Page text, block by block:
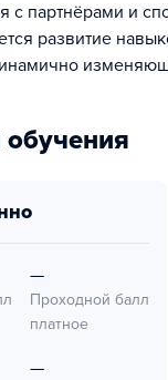
с партнёрами и
развитие
—
Проходной балл
платное
—